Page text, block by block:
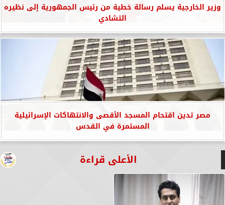
وزير الخارجية يسلم رسالة خطية من رئيس الجمهورية إلى نظيره
التشادي
مصر تدين اقتحام المسجد الأقصى والانتهاكات الإسرائيلية
المستمرة في القدس
الأعلى قراءة